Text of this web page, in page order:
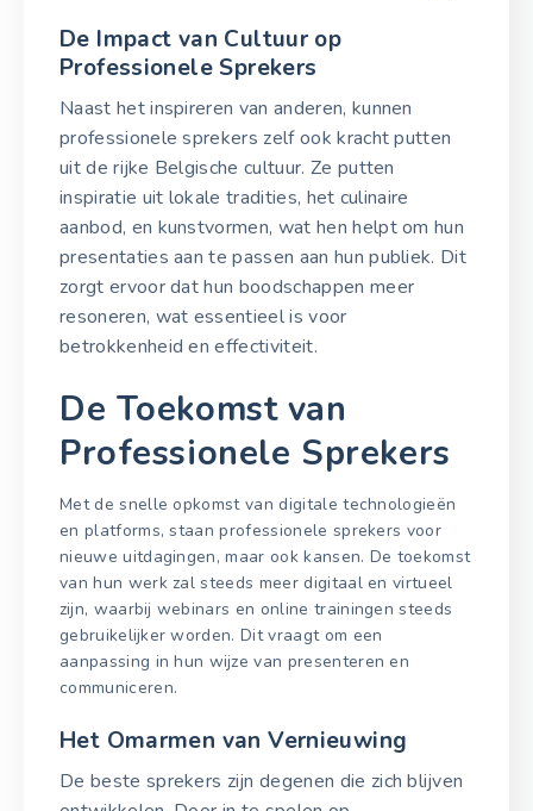
De Impact van Cultuur op
Professionele Sprekers
Naast het inspireren van anderen, kunnen
professionele sprekers zelf ook kracht putten
uit de rijke Belgische cultuur. Ze putten
inspiratie uit lokale tradities, het culinaire
aanbod, en kunstvormen, wat hen helpt om hun
presentaties aan te passen aan hun publiek. Dit
zorgt ervoor dat hun boodschappen meer
resoneren, wat essentieel is voor
betrokkenheid en effectiviteit.
De Toekomst van
Professionele Sprekers
Met de snelle opkomst van digitale technologieën
en platforms, staan professionele sprekers voor
nieuwe uitdagingen, maar ook kansen. De toekomst
van hun werk zal steeds meer digitaal en virtueel
zijn, waarbij webinars en online trainingen steeds
gebruikelijker worden. Dit vraagt om een
aanpassing in hun wijze van presenteren en
communiceren.
Het Omarmen van Vernieuwing
De beste sprekers zijn degenen die zich blijven